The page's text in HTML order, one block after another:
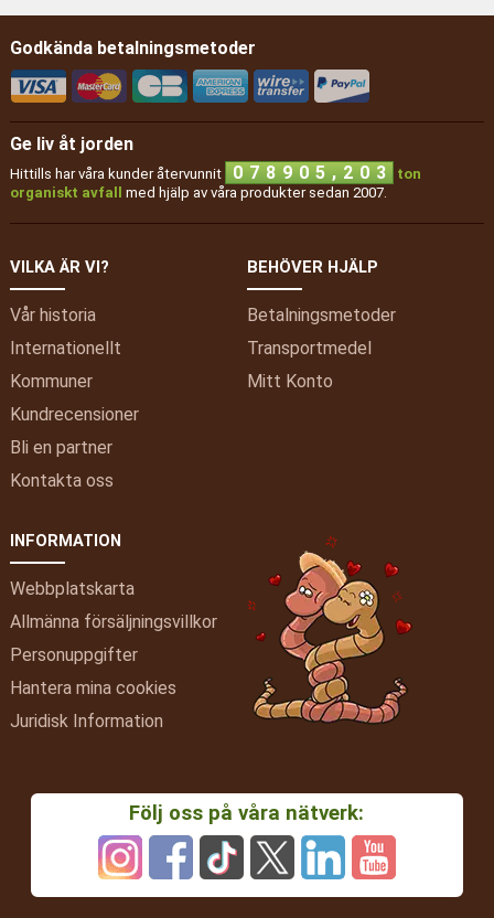
Godkända betalningsmetoder
Ge liv åt jorden
Hittills har våra kunder återvunnit 0 7 8 9 0 5 , 2 0 3
ton
organiskt avfall med hjälp av våra produkter sedan 2007.
VILKA ÄR VI?
Vår historia
Internationellt
Kommuner
Kundrecensioner
Bli en partner
Kontakta oss
BEHÖVER HJÄLP
Betalningsmetoder
Transportmedel
Mitt Konto
INFORMATION
Webbplatskarta
Allmänna försäljningsvillkor
Personuppgifter
Hantera mina cookies
Juridisk Information
Följ oss på våra nätverk: